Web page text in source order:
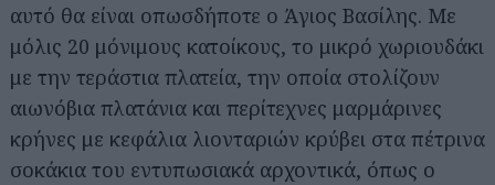
αυτό θα είναι οπωσδήποτε ο Άγιος Βασίλης. Με
μόλις 20 μόνιμους κατοίκους, το μικρό χωριουδάκι
με την τεράστια πλατεία, την οποία στολίζουν
αιωνόβια πλατάνια και περίτεχνες μαρμάρινες
κρήνες με κεφάλια λιονταριών κρύβει στα πέτρινα
σοκάκια του εντυπωσιακά αρχοντικά, όπως ο